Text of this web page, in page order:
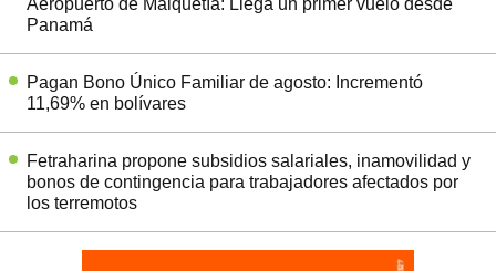
Aeropuerto de Maiquetía: Llega un primer vuelo desde
Panamá
Pagan Bono Único Familiar de agosto: Incrementó
11,69% en bolívares
Fetraharina propone subsidios salariales, inamovilidad y
bonos de contingencia para trabajadores afectados por
los terremotos